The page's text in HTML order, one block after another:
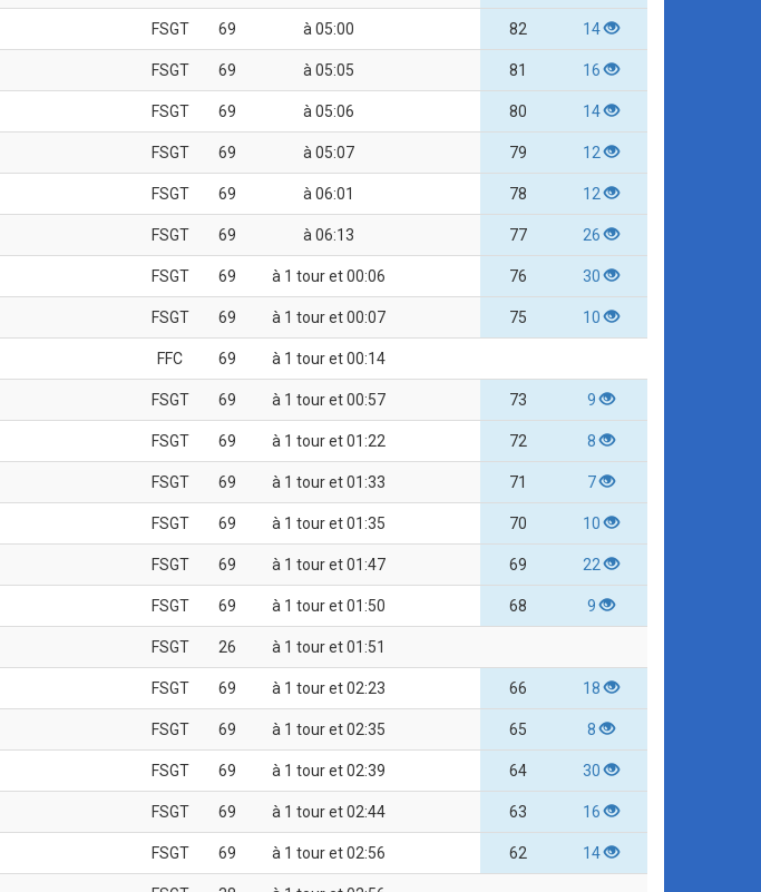
FSGT 69 à 05:00 82 14
FSGT 69 à 05:05 81 16
FSGT 69 à 05:06 80 14
FSGT 69 à 05:07 79 12
FSGT 69 à 06:01 78 12
FSGT 69 à 06:13 77 26
FSGT 69 à 1 tour et 00:06 76 30
FSGT 69 à 1 tour et 00:07 75 10
FFC 69 à 1 tour et 00:14
FSGT 69 à 1 tour et 00:57 73 9
FSGT 69 à 1 tour et 01:22 72 8
FSGT 69 à 1 tour et 01:33 71 7
FSGT 69 à 1 tour et 01:35 70 10
FSGT 69 à 1 tour et 01:47 69 22
FSGT 69 à 1 tour et 01:50 68 9
FSGT 26 à 1 tour et 01:51
FSGT 69 à 1 tour et 02:23 66 18
FSGT 69 à 1 tour et 02:35 65 8
FSGT 69 à 1 tour et 02:39 64 30
FSGT 69 à 1 tour et 02:44 63 16
FSGT 69 à 1 tour et 02:56 62 14